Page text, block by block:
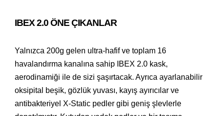
IBEX 2.0 ÖNE ÇIKANLAR
Yalnızca 200g gelen ultra-hafif ve toplam 16
havalandırma kanalına sahip IBEX 2.0 kask,
aerodinamiği ile de sizi şaşırtacak. Ayrıca ayarlanabilir
oksipital beşik, gözlük yuvası, kayış ayırıcılar ve
antibakteriyel X-Static pedler gibi geniş şlevlerle